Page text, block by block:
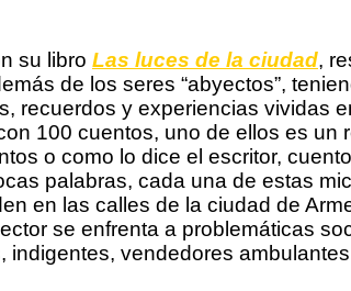
su libro Las luces de la ciudad,
de los seres “abyectos”,
recuerdos y experiencias vividas
100 cuentos, uno de ellos es un
o como lo dice el escritor,
palabras, cada una de estas
en las calles de la ciudad de
se enfrenta a problemáticas
vendedores